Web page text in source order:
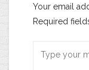
Your email
Required